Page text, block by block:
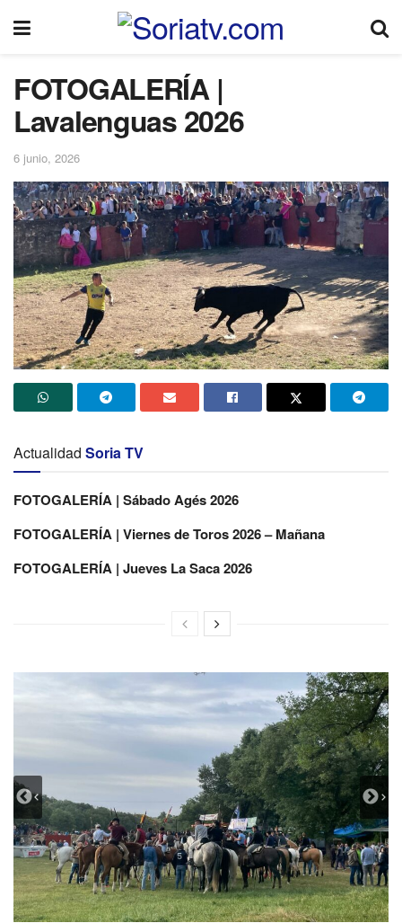
FOTOGALERÍA |
Lavalenguas 2026
6 junio, 2026
Actualidad Soria TV
FOTOGALERÍA | Sábado Agés 2026
FOTOGALERÍA | Viernes de Toros 2026 – Mañana
FOTOGALERÍA | Jueves La Saca 2026